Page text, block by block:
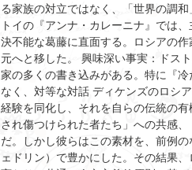
る家族の対立ではなく、「世界の調
トイの『アンナ・カレーニナ』では
決不能な葛藤に直面する。ロシアの
元へと移した。 興味深い事実：ドス
家の多くの書き込みがある。特に『
なく、対等な対話 ディケンズのロシ
経験を同化し、それを自らの伝統の
され傷つけられた者たち」への共感
だ。しかし彼らはこの素材を、前例
ェドリン）で豊かにした。その結果